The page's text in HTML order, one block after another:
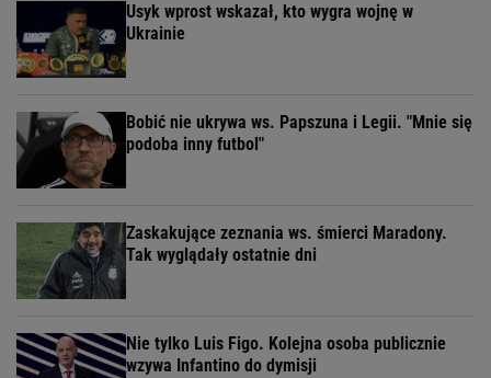
Usyk wprost wskazał, kto wygra wojnę w
Ukrainie
Bobić nie ukrywa ws. Papszuna i Legii. "Mnie się
podoba inny futbol"
Zaskakujące zeznania ws. śmierci Maradony.
Tak wyglądały ostatnie dni
Nie tylko Luis Figo. Kolejna osoba publicznie
wzywa Infantino do dymisji